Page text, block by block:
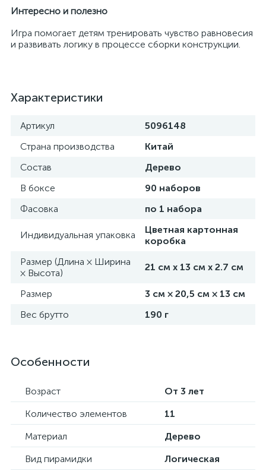
Интересно и полезно
Игра помогает детям тренировать чувство равновесия
и развивать логику в процессе сборки конструкции.
Характеристики
Артикул
5096148
Страна производства
Китай
Состав
Дерево
В боксе
90 наборов
Фасовка
по 1 набора
Индивидуальная упаковка
Цветная картонная
коробка
Размер (Длина × Ширина
× Высота)
21 см х 13 см х 2.7 см
Размер
3 см × 20,5 см × 13 см
Вес брутто
190 г
Особенности
Возраст
От 3 лет
Количество элементов
11
Материал
Дерево
Вид пирамидки
Логическая